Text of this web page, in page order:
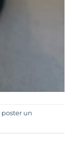
poster un